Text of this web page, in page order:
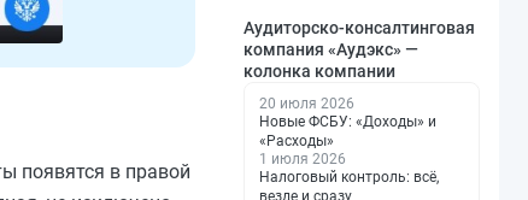
появятся в правой
Аудиторско-консалтинговая
компания «Аудэкс» —
колонка компании
20 июля 2026
Новые ФСБУ: «Доходы» и
«Расходы»
1 июля 2026
Налоговый контроль: всё,